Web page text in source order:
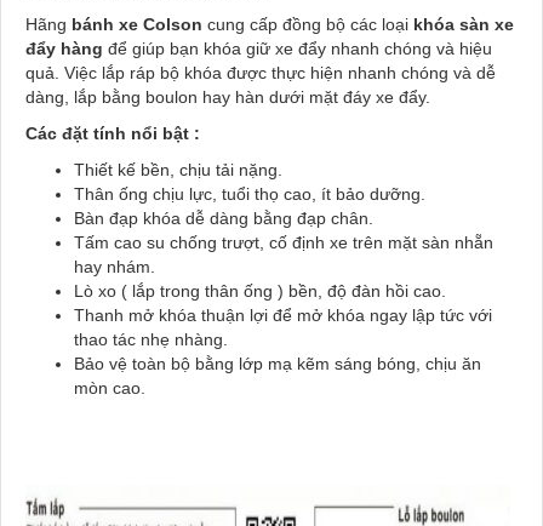
Hãng bánh xe Colson cung cấp đồng bộ các loại khóa sàn xe
đẩy hàng để giúp bạn khóa giữ xe đẩy nhanh chóng và hiệu
quả. Việc lắp ráp bộ khóa được thực hiện nhanh chóng và dễ
dàng, lắp bằng boulon hay hàn dưới mặt đáy xe đẩy.
Các đặt tính nổi bật :
Thiết kế bền, chịu tải nặng.
Thân ống chịu lực, tuổi thọ cao, ít bảo dưỡng.
Bàn đạp khóa dễ dàng bằng đạp chân.
Tấm cao su chống trượt, cố định xe trên mặt sàn nhẵn
hay nhám.
Lò xo ( lắp trong thân ống ) bền, độ đàn hồi cao.
Thanh mở khóa thuận lợi để mở khóa ngay lập tức với
thao tác nhẹ nhàng.
Bảo vệ toàn bộ bằng lớp mạ kẽm sáng bóng, chịu ăn
mòn cao.